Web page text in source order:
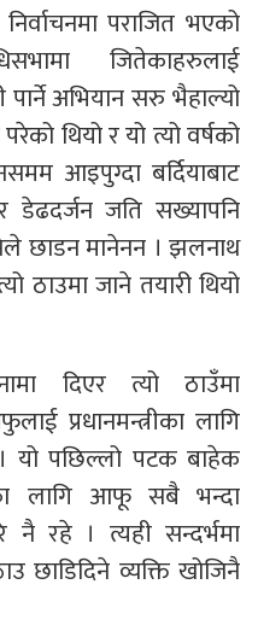
पराजित भएको
जितेकाहरुलाई
अभियान सरु भैहाल्यो
थियो र यो त्यो वर्षको
आइपुग्दा बर्दियाबाट
जति सख्यापनि
छाडन मानेनन । झलनाथ
ठाउमा जाने तयारी थियो
दिएर त्यो ठाउँमा
प्रधानमन्त्रीका लागि
यो पछिल्लो पटक बाहेक
लागि आफू सबै भन्दा
नै रहे । त्यही सन्दर्भमा
छाडिदिने व्यक्ति खोजिनै